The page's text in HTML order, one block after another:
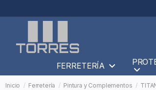
FERRETERÍA
Inicio Ferretería Pintura y Complementos